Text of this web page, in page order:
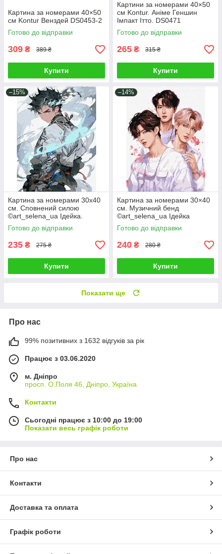
Картина за номерами 40×50
см Kontur Венздей DS0453-2
Готово до відправки
309 ₴ 389 ₴
Купити
Картини за номерами 40×50
см Kontur. Аніме Геншин
Імпакт Ітто. DS0471
Готово до відправки
265 ₴ 315 ₴
Купити
–15%
Картина за номерами 30х40
см. Сповнений силою
©art_selena_ua Ідейка.
KHO8387
Готово до відправки
235 ₴ 275 ₴
Купити
–14%
Картина за номерами 30×40
см. Музичний бенд
©art_selena_ua Ідейка
КНО8394
Готово до відправки
240 ₴ 280 ₴
Купити
Показати ще
Про нас
99% позитивних з 1632 відгуків за рік
Працює з 03.06.2020
м. Дніпро
просп. О.Поля 46, Дніпро, Україна
Контакти
Сьогодні працює з 10:00 до 19:00
Показати весь графік роботи
Про нас
Контакти
Доставка та оплата
Графік роботи